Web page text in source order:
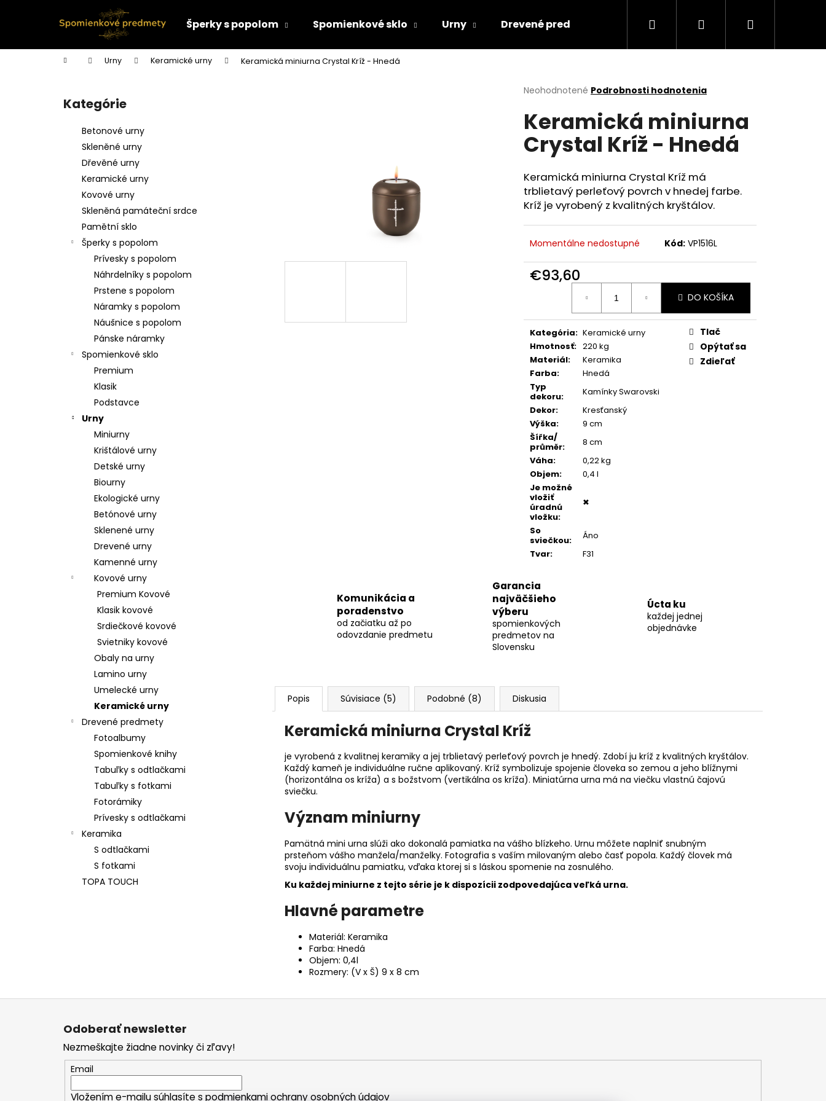
Šperky s popolom Spomienkové sklo Urny Drevené predmety Keramika Ako objednať
Hľadať PrihlásenieNákupný
Domov Urny Keramické urny Keramická miniurna Crystal Kríž - Hnedá
Preskočiť
kategórie
Kategórie
Betonové urny
Skleněné urny
Dřevěné urny
Keramické urny
Kovové urny
Skleněná památeční srdce
Pamětní sklo
Šperky s popolom
Prívesky s popolom
Náhrdelníky s popolom
Prstene s popolom
Náramky s popolom
Náušnice s popolom
Pánske náramky
Spomienkové sklo
Premium
Klasik
Podstavce
Urny
Miniurny
Krištálové urny
Detské urny
Biourny
Ekologické urny
Betónové urny
Sklenené urny
Drevené urny
Kamenné urny
Kovové urny
Premium Kovové
Klasik kovové
Srdiečkové kovové
Svietniky kovové
Obaly na urny
Lamino urny
Umelecké urny
Keramické urny
Drevené predmety
Fotoalbumy
Spomienkové knihy
Tabuľky s odtlačkami
Tabuľky s fotkami
Fotorámiky
Prívesky s odtlačkami
Keramika
S odtlačkami
S fotkami
TOPA TOUCH
Priemerné
produktu
je
0,0
z
hviezdičiek.
Neohodnotené Podrobnosti hodnotenia
Keramická miniurna
Crystal Kríž - Hnedá
Keramická miniurna Crystal Kríž má
trblietavý perleťový povrch v hnedej farbe.
Kríž je vyrobený z kvalitných kryštálov.
Momentálne nedostupné Kód: VP1516L
€93,60
Jednotková
DO KOŠÍKA
Kategória: Keramické urny
Hmotnosť: 220 kg
Materiál:
Keramika
Farba:
Hnedá
Typ
dekoru:
Kamínky Swarovski
Dekor:
Kresťanský
Výška:
9 cm
Šířka/
průměr:
8 cm
Váha:
0,22 kg
Objem:
0,4 l
Je možné
vložiť
úradnú
vložku:
✖
So
sviečkou:
Áno
Tvar: F31
Tlač
Opýtať sa
Zdieľať
Komunikácia a
poradenstvo
od začiatku až po
odovzdanie predmetu
Garancia
najväčšieho
výberu
spomienkových
predmetov na
Slovensku
Úcta ku
každej jednej
objednávke
Popis Súvisiace (5) Podobné (8) Diskusia
Keramická miniurna Crystal Kríž
je vyrobená z kvalitnej keramiky a jej trblietavý perleťový povrch je hnedý. Zdobí ju kríž z kvalitných kryštálov.
Každý kameň je individuálne ručne aplikovaný. Kríž symbolizuje spojenie človeka so zemou a jeho blížnymi
(horizontálna os kríža) a s božstvom (vertikálna os kríža). Miniatúrna urna má na viečku vlastnú čajovú
sviečku.
Význam miniurny
Pamätná mini urna slúži ako dokonalá pamiatka na vášho blízkeho. Urnu môžete naplniť snubným
prsteňom vášho manžela/manželky. Fotografia s vaším milovaným alebo časť popola. Každý človek má
svoju individuálnu pamiatku, vďaka ktorej si s láskou spomenie na zosnulého.
Ku každej miniurne z tejto série je k dispozícii zodpovedajúca veľká urna.
Hlavné parametre
Materiál: Keramika
Farba: Hnedá
Objem: 0,4l
Rozmery: (V x Š) 9 x 8 cm
í
Späť
do
Späť
do
Čo potrebujete nájsť?
Odporúčame
POZLÁTENÝ PRSTEŇ PERLEŤ
POZLÁTENÝ PRSTEŇ MODRÝ ACHÁT
Odoberať newsletter
Nezmeškajte žiadne novinky či zľavy!
Email
Vložením e-mailu súhlasíte spodmienkami ochrany osobných údajov